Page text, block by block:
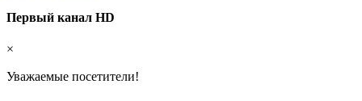
Первый канал HD
×
Уважаемые посетители!